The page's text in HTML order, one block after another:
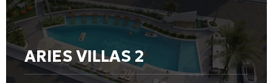
ARIES VILLAS 2